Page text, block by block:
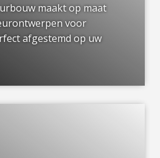
maakt op maat
voor
afgestemd op uw